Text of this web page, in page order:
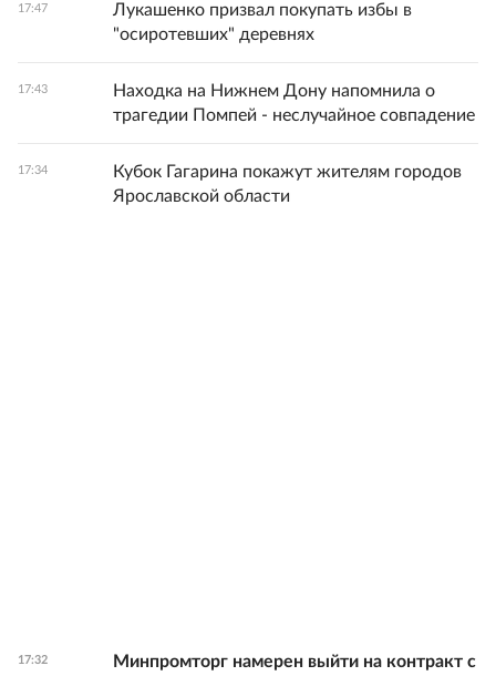
17:47
Лукашенко призвал покупать избы в
"осиротевших" деревнях
17:43
Находка на Нижнем Дону напомнила о
трагедии Помпей - неслучайное совпадение
17:34
Кубок Гагарина покажут жителям городов
Ярославской области
17:32
Минпромторг намерен выйти на контракт с